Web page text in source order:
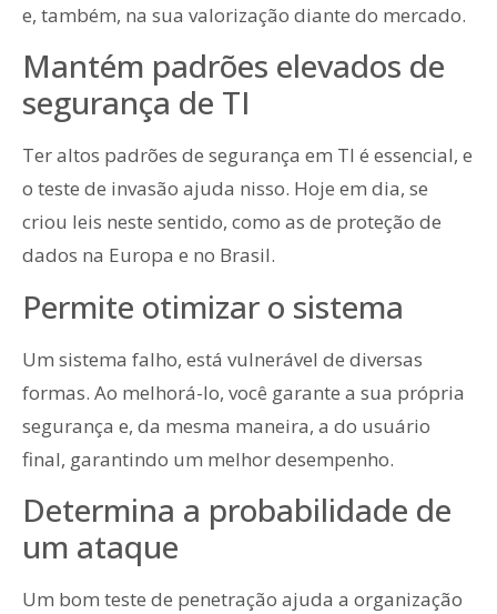
e, também, na sua valorização diante do mercado.
Mantém padrões elevados de
segurança de TI
Ter altos padrões de segurança em TI é essencial, e
o teste de invasão ajuda nisso. Hoje em dia, se
criou leis neste sentido, como as de proteção de
dados na Europa e no Brasil.
Permite otimizar o sistema
Um sistema falho, está vulnerável de diversas
formas. Ao melhorá-lo, você garante a sua própria
segurança e, da mesma maneira, a do usuário
final, garantindo um melhor desempenho.
Determina a probabilidade de
um ataque
Um bom teste de penetração ajuda a organização